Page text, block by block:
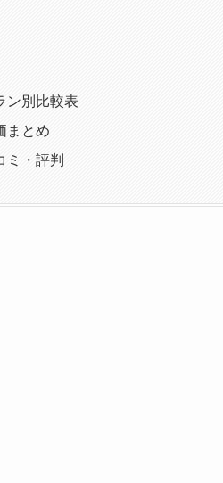
ン別比較表
まとめ
ミ・評判